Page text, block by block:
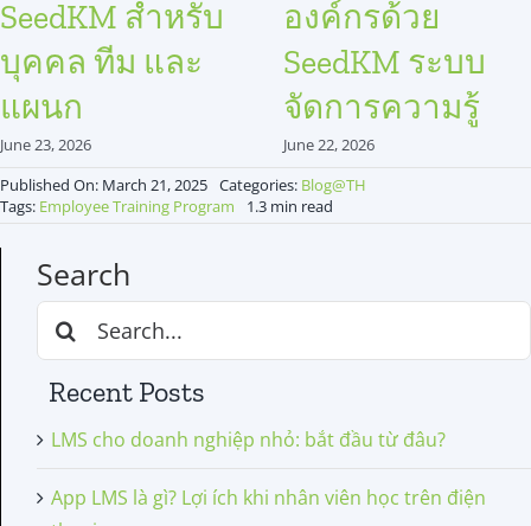
SeedKM สำหรับ
บุคคล ทีม และ
แผนก
June 23, 2026
องค์กรด้วย
SeedKM ระบบ
จัดการความรู้
June 22, 2026
Published On: March 21, 2025 Categories: Blog@TH
Tags: Employee Training Program 1.3 min read
Search
Search
for:
Recent Posts
LMS cho doanh nghiệp nhỏ: bắt đầu từ đâu?
App LMS là gì? Lợi ích khi nhân viên học trên điện